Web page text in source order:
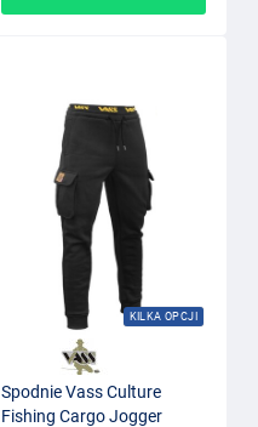
KILKA OPCJI
Spodnie Vass Culture
Fishing Cargo Jogger